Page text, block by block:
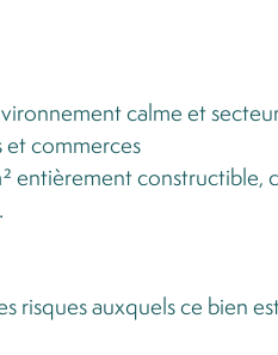
calme et
et commerces
entièrement constructible,
risques auxquels ce bien